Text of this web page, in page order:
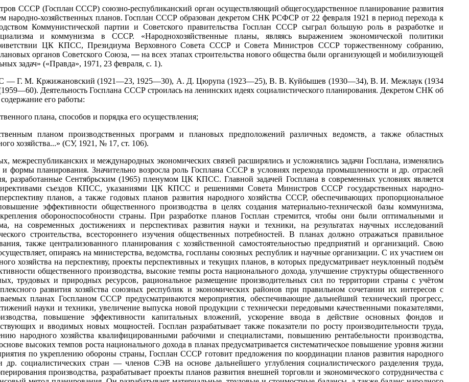
СССР (Госплан СССР) союзно-республиканский орган осуществляющий общегосударственное планирование развития
народно-хозяйственных планов. Госплан СССР образован декретом СНК РСФСР от 22 февраля 1921 в период перехода к
Коммунистической партии и Советского правительства Госплан СССР сыграл большую роль в разработке и
и коммунизма в СССР. «Народнохозяйственные планы, являясь выражением экономической политики
ЦК КПСС, Президиума Верховного Совета СССР и Совета Министров СССР торжественному собранию,
органов Советского Союза, —на всех этапах строительства нового общества были организующей и мобилизующей
задач» («Правда», 1971, 23 февраля, с. 1).
— Г. М. Кржижановский (1921—23, 1925—30), А. Д. Цюрупа (1923—25), В. В. Куйбышев (1930—34), В. И. Межлаук (1934
Деятельность Госплана СССР строилась на ленинских идеях социалистического планирования. Декретом СНК об
его работы:
плана, способов и порядка его осуществления;
планом производственных программ и плановых предположений различных ведомств, а также областных
хозяйства...» (СУ, 1921, № 17, ст. 106).
межреспубликанских и международных экономических связей расширялись и усложнялись задачи Госплана, изменялись
формы планирования. Значительно возросла роль Госплана СССР в условиях перехода промышленности и др. отраслей
разработанные Сентябрьским (1965) пленумом ЦК КПСС. Главной задачей Госплана в современных условиях является
съездов КПСС, указаниями ЦК КПСС и решениями Совета Министров СССР государственных народно-
планов, а также годовых планов развития народного хозяйства СССР, обеспечивающих пропорциональное
эффективности общественного производства в целях создания материально-технической базы коммунизма,
обороноспособности страны. При разработке планов Госплан стремится, чтобы они были оптимальными и
на современных достижениях и перспективах развития науки и техники, на результатах научных исследований
строительства, всестороннего изучения общественных потребностей. В планах должно отражаться правильное
также централизованного планирования с хозяйственной самостоятельностью предприятий и организаций. Свою
опираясь на министерства, ведомства, госпланы союзных республик и научные организации. С их участием он
хозяйства на перспективу, проекты перспективных и текущих планов, в которых предусматривает неуклонный подъём
общественного производства, высокие темпы роста национального дохода, улучшение структуры общественного
трудовых и природных ресурсов, рациональное размещение производительных сил по территории страны с учётом
развития хозяйства союзных республик и экономических районов при правильном сочетании их интересов с
планах Госпланом СССР предусматриваются мероприятия, обеспечивающие дальнейший технический прогресс,
науки и техники, увеличение выпуска новой продукции с технически передовыми качественными показателями,
повышение эффективности капитальных вложений, ускорение ввода в действие основных фондов и
и вводимых новых мощностей. Госплан разрабатывает также показатели по росту производительности труда,
народного хозяйства квалифицированными рабочими и специалистами, повышению рентабельности производства,
высоких темпов роста национального дохода в планах предусматривается систематическое повышение уровня жизни
по укреплению обороны страны, Госплан СССР готовит предложения по координации планов развития народного
социалистических стран — членов СЭВ на основе дальнейшего углубления социалистического разделения труда,
производства, разрабатывает проекты планов развития внешней торговли и экономического сотрудничества с